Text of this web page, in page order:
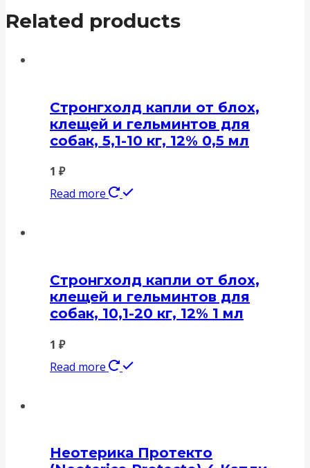
Related products
Стронгхолд капли от блох,
клещей и гельминтов для
собак, 5,1-10 кг, 12% 0,5 мл
1 ₽
Read more
Стронгхолд капли от блох,
клещей и гельминтов для
собак, 10,1-20 кг, 12% 1 мл
1 ₽
Read more
Неотерика Протекто